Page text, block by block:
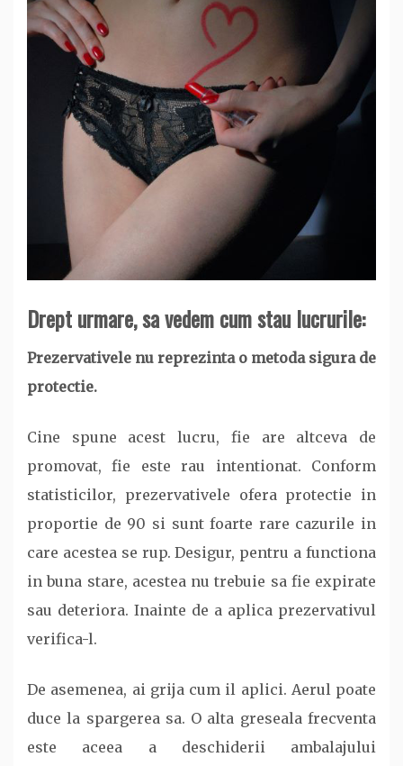
Drept urmare, sa vedem cum stau lucrurile:
Prezervativele nu reprezinta o metoda sigura de
protectie.
Cine spune acest lucru, fie are altceva de
promovat, fie este rau intentionat. Conform
statisticilor, prezervativele ofera protectie in
proportie de 90 si sunt foarte rare cazurile in
care acestea se rup. Desigur, pentru a functiona
in buna stare, acestea nu trebuie sa fie expirate
sau deteriora. Inainte de a aplica prezervativul
verifica-l.
De asemenea, ai grija cum il aplici. Aerul poate
duce la spargerea sa. O alta greseala frecventa
este aceea a deschiderii ambalajului